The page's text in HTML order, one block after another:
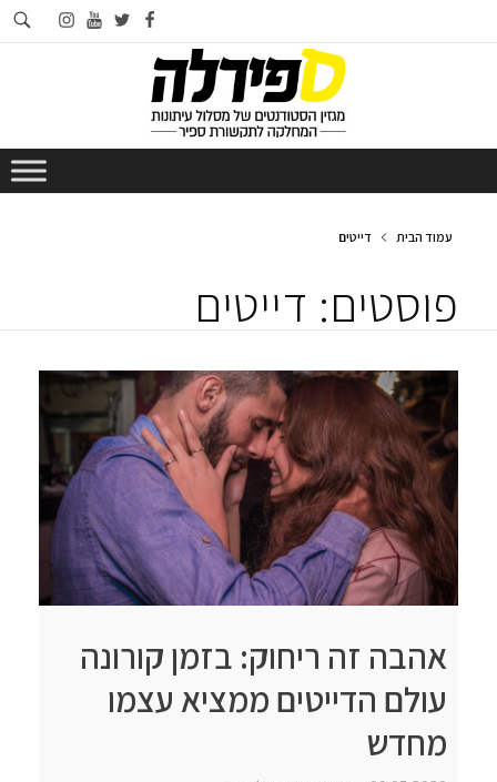
facebook
twitter
youtube
instagram
עמוד הבית דייטים
פוסטים: דייטים
אהבה זה ריחוק: בזמן קורונה
עולם הדייטים ממציא עצמו
מחדש